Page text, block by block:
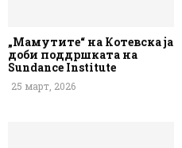
„Мамутите“ на Котевска ја
доби поддршката на
Sundance Institute
25 март, 2026